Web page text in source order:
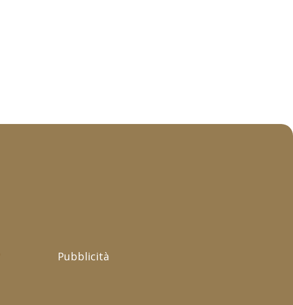
Pubblicità